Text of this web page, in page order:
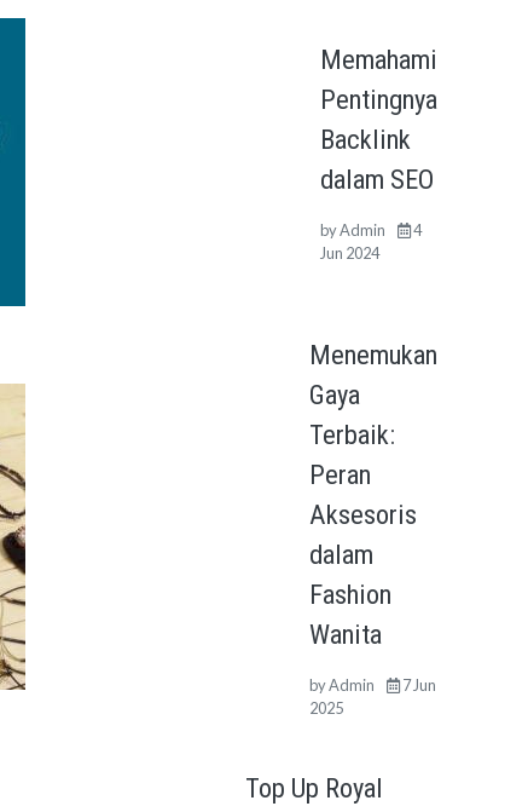
Memahami
Pentingnya
Backlink
dalam SEO
byAdmin
4
Jun 2024
Menemukan
Gaya
Terbaik:
Peran
Aksesoris
dalam
Fashion
Wanita
byAdmin
7 Jun
2025
Top Up Royal